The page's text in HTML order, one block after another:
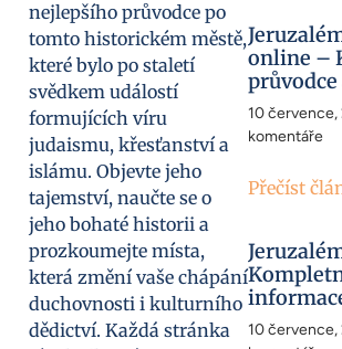
nejlepšího průvodce po
tomto historickém městě,
které bylo po staletí
svědkem událostí
formujících víru
judaismu, křesťanství a
islámu. Objevte jeho
tajemství, naučte se o
jeho bohaté historii a
prozkoumejte místa,
která změní vaše chápání
duchovnosti i kulturního
dědictví. Každá stránka
online –
10
komentáře
Přečíst
10